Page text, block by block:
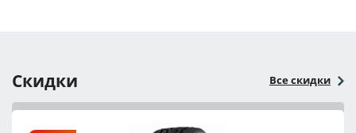
Скидки Все скидки